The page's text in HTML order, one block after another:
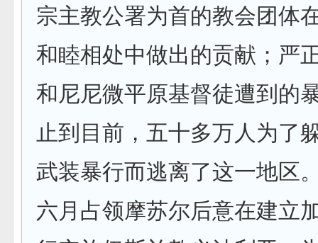
宗主教公署为首的教会团体
和睦相处中做出的贡献；严
和尼尼微平原基督徒遭到的
止到目前，五十多万人为了
武装暴行而逃离了这一地区
六月占领摩苏尔后意在建立